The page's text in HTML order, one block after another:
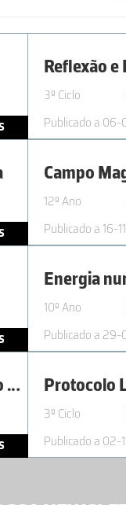
Protocolo Laboratorial - 11º ano AL 2.1 Características do som
Reflexão e
3º Ciclo
Publicado a
Campo
12º Ano
Publicado a 16-
Energia
10º Ano
Publicado a
3º Ciclo
Publicado a 02-